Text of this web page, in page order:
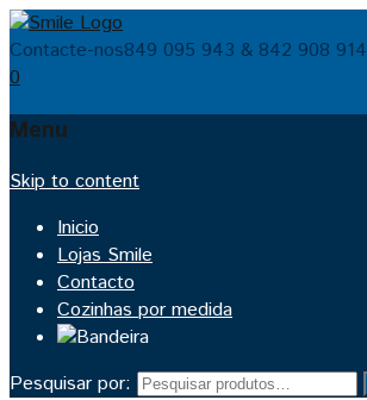
Contacte-nos849 095 943 & 842 908 914
0
Menu
Skip to content
Inicio
Lojas Smile
Contacto
Cozinhas por medida
Pesquisar por: